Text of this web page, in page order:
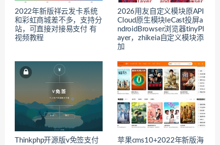
2022年新版祥云发卡系统
和彩虹商城差不多，支持分
站，可直接对接易支付 有
视频教程
2026用友自定义模块原API
Cloud原生模块leCast投屏a
ndroidBrowser浏览器tinyPl
ayer，zhikeia自定义模块添
加
Thinkphp开源版v免签支付
苹果cms10+2022年新版海